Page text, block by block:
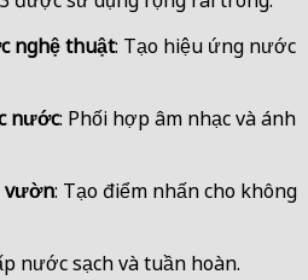
nghệ thuật: Tạo hiệu ứng nước
nước: Phối hợp âm nhạc và ánh
vườn: Tạo điểm nhấn cho không
nước sạch và tuần hoàn.